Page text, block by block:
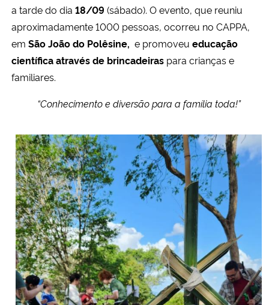
Ministério do Turismo
Ministério do Desenvolvimento Regional
Secretaria-Geral
Secretaria de Governo
Gabinete de Segurança Institucional
Advocacia-Geral da União
Banco Central do Brasil
a tarde do dia 18/09 (sábado). O evento, que reuniu
aproximadamente 1000 pessoas, ocorreu no CAPPA,
em São João do Polêsine, e promoveu educação
científica através de brincadeiras para crianças e
familiares.
“Conhecimento e diversão para a família toda!”